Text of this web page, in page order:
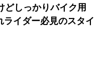
どしっかりバイク用
ライダー必見のスタイ